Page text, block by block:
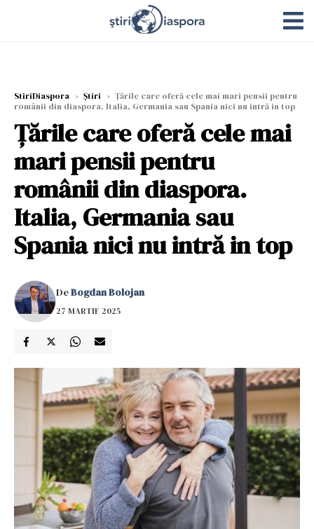
StiriDiaspora › Știri › Țările care oferă cele mai mari pensii pentru
românii din diaspora. Italia, Germania sau Spania nici nu intră in top
Țările care oferă cele mai
mari pensii pentru
românii din diaspora.
Italia, Germania sau
Spania nici nu intră in top
DeBogdan Bolojan
27 MARTIE 2025